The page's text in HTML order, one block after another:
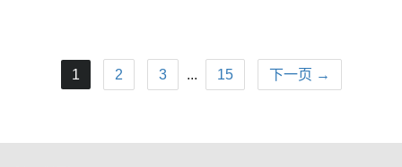
1 2 3 ... 15 下一页 →